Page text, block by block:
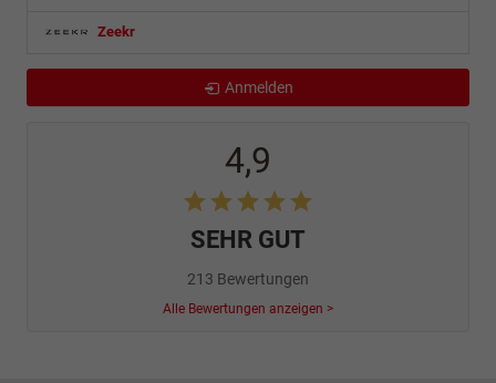
Zeekr
Anmelden
4,9
SEHR GUT
213 Bewertungen
Alle Bewertungen anzeigen >